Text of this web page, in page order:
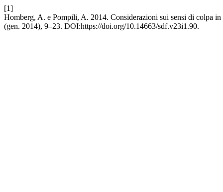
[1]
Homberg, A. e Pompili, A. 2014. Considerazioni sui sensi di colpa
(gen. 2014), 9–23. DOI:https://doi.org/10.14663/sdf.v23i1.90.